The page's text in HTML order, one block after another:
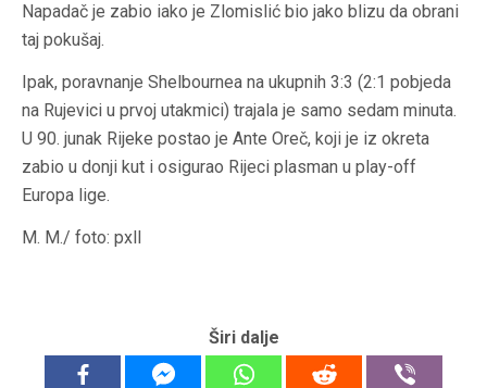
Napadač je zabio iako je Zlomislić bio jako blizu da obrani
taj pokušaj.
Ipak, poravnanje Shelbournea na ukupnih 3:3 (2:1 pobjeda
na Rujevici u prvoj utakmici) trajala je samo sedam minuta.
U 90. junak Rijeke postao je Ante Oreč, koji je iz okreta
zabio u donji kut i osigurao Rijeci plasman u play-off
Europa lige.
M. M./ foto: pxll
Širi dalje